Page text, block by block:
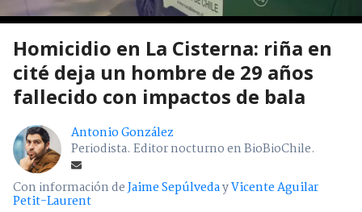
Homicidio en La Cisterna: riña en
cité deja un hombre de 29 años
fallecido con impactos de bala
Antonio González
Periodista. Editor nocturno en BioBioChile.
Con información deJaime SepúlvedayVicente Aguilar
Petit-Laurent